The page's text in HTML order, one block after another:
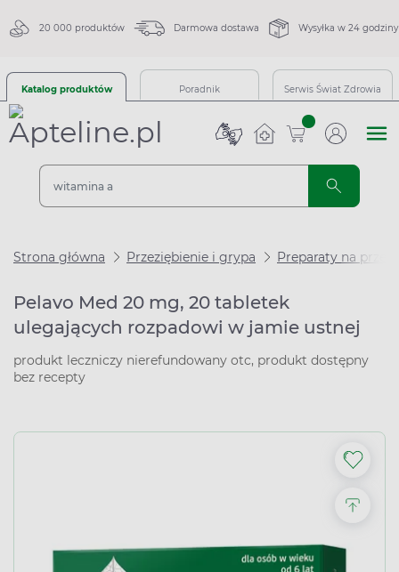
20 000 produktów Darmowa dostawa Wysyłka w 24 godziny
Katalog produktów Poradnik Serwis Świat Zdrowia
sztuk
Strona główna Przeziębienie i grypa Preparaty na
Pelavo Med 20 mg, 20 tabletek
ulegających rozpadowi w jamie ustnej
produkt leczniczy nierefundowany otc, produkt dostępny
bez recepty